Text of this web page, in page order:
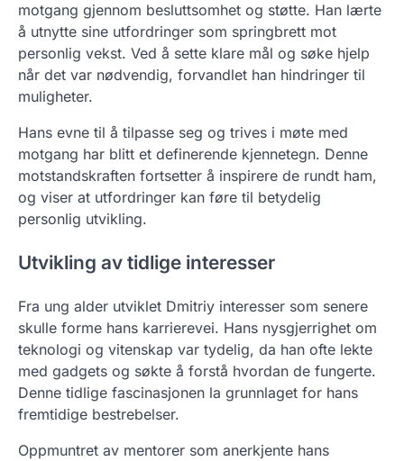
motgang gjennom besluttsomhet og støtte. Han lærte
å utnytte sine utfordringer som springbrett mot
personlig vekst. Ved å sette klare mål og søke hjelp
når det var nødvendig, forvandlet han hindringer til
muligheter.
Hans evne til å tilpasse seg og trives i møte med
motgang har blitt et definerende kjennetegn. Denne
motstandskraften fortsetter å inspirere de rundt ham,
og viser at utfordringer kan føre til betydelig
personlig utvikling.
Utvikling av tidlige interesser
Fra ung alder utviklet Dmitriy interesser som senere
skulle forme hans karrierevei. Hans nysgjerrighet om
teknologi og vitenskap var tydelig, da han ofte lekte
med gadgets og søkte å forstå hvordan de fungerte.
Denne tidlige fascinasjonen la grunnlaget for hans
fremtidige bestrebelser.
Oppmuntret av mentorer som anerkjente hans